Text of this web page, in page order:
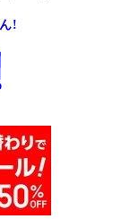
!